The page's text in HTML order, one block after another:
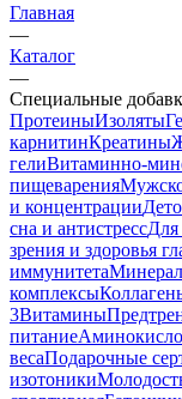
Главная
—
Каталог
—
Специальные
ПротеиныИзоляты
карнитинКреатины
гелиВитаминно-
пищеварения
и концентрации
сна и антистрессДля
зрения и здоровья
иммунитета
комплексы
3Витамины
питание
весаПодарочные
изотоники